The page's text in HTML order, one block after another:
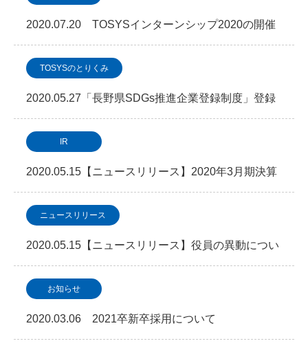
2020.07.20 TOSYSインターンシップ2020の開催
について
TOSYSのとりくみ
2020.05.27「長野県SDGs推進企業登録制度」登録
について
IR
2020.05.15【ニュースリリース】2020年3月期決算
概要について
ニュースリリース
2020.05.15【ニュースリリース】役員の異動につい
て お知らせ
2020.03.06 2021卒新卒採用について